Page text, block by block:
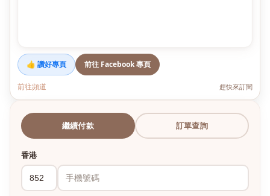
👍 讚好專頁 前往 Facebook 專頁
前往頻道 趕快來訂閱
繼續付款 訂單查詢
香港